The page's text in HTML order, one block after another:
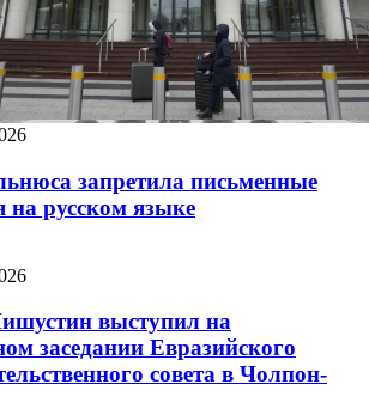
запретила письменные
на русском языке
выступил на
заседании Евразийского
совета в Чолпон-